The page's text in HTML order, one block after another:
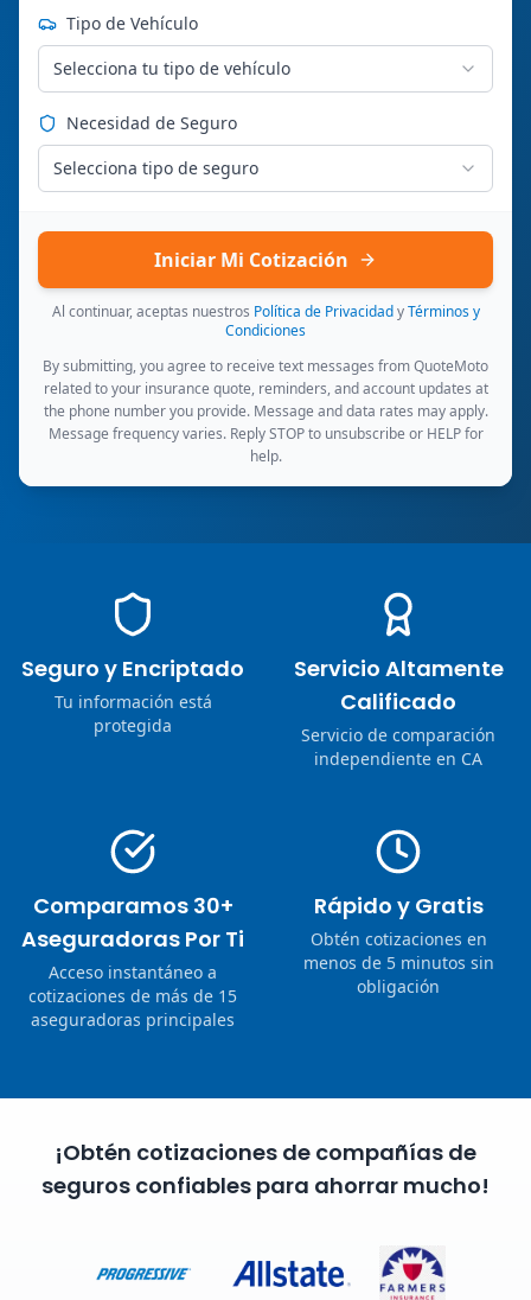
Tipo de Vehículo
Selecciona tu tipo de vehículo
Necesidad de Seguro
Selecciona tipo de seguro
Iniciar Mi Cotización
Al continuar, aceptas nuestros Política de Privacidad y Términos y
Condiciones
By submitting, you agree to receive text messages from QuoteMoto
related to your insurance quote, reminders, and account updates at
the phone number you provide. Message and data rates may apply.
Message frequency varies. Reply STOP to unsubscribe or HELP for
help.
Seguro y Encriptado
Tu información está
protegida
Servicio Altamente
Calificado
Servicio de comparación
independiente en CA
Comparamos 30+
Aseguradoras Por Ti
Acceso instantáneo a
cotizaciones de más de 15
aseguradoras principales
Rápido y Gratis
Obtén cotizaciones en
menos de 5 minutos sin
obligación
¡Obtén cotizaciones de compañías de
seguros confiables para ahorrar mucho!